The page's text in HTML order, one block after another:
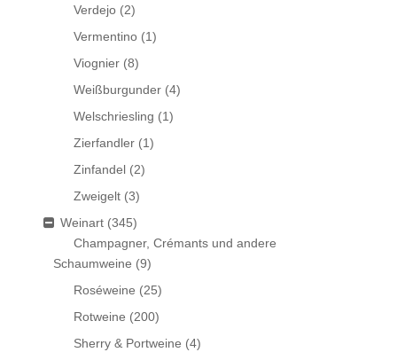
Verdejo (2)
Vermentino (1)
Viognier (8)
Weißburgunder (4)
Welschriesling (1)
Zierfandler (1)
Zinfandel (2)
Zweigelt (3)
Weinart (345)
Champagner, Crémants und andere
Schaumweine (9)
Roséweine (25)
Rotweine (200)
Sherry & Portweine (4)